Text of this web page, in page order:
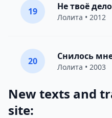
19 Не твоё дело
Лолита • 2012
20 Снилось
Лолита • 2003
New texts and
site: